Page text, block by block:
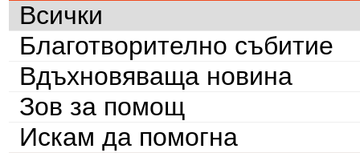
Всички
Благотворително събитие
Вдъхновяваща новина
Зов за помощ
Искам да помогна